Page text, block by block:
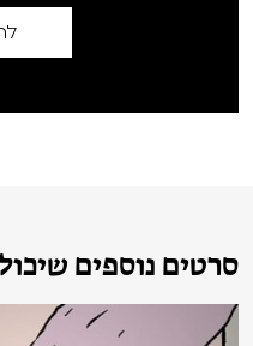
סרטים נוספים